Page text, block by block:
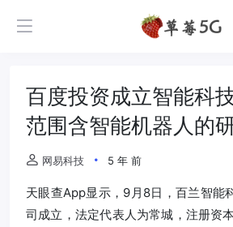
百度投资成立智能科
范围含智能机器人的
网易科技 5 年 前
天眼查App显示，9月8日，百兰智能
司成立，法定代表人为常城，注册资